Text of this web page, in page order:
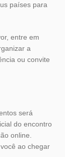
países para
entre em
a
ou convite
será
do encontro
online.
ao chegar